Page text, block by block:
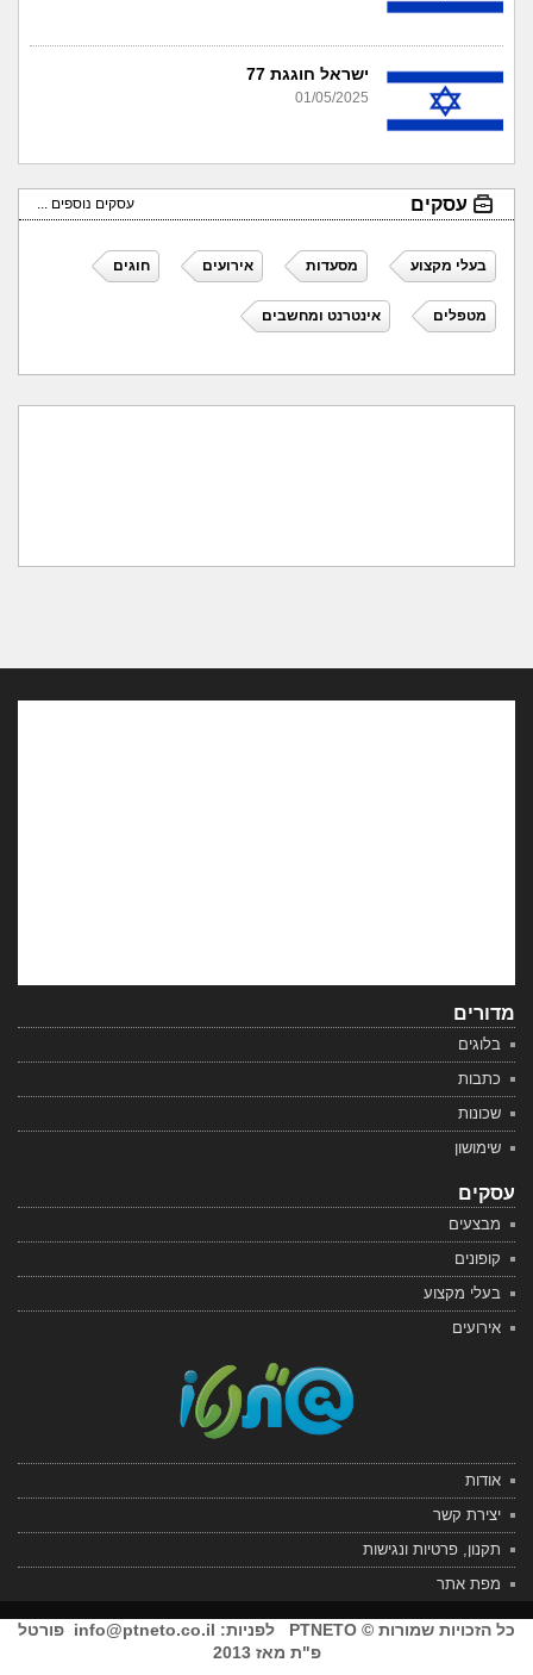
ישראל חוגגת 77
01/05/2025
עסקים עסקים נוספים ...
בעלי מקצוע מסעדות אירועים חוגים
מטפלים אינטרנט ומחשבים
מדורים
בלוגים
כתבות
שכונות
שימושון
עסקים
מבצעים
קופונים
בעלי מקצוע
אירועים
אודות
יצירת קשר
תקנון, פרטיות ונגישות
מפת אתר
כל הזכויות שמורות © PTNETO לפניות: info@ptneto.co.il פורטל
פ"ת מאז 2013